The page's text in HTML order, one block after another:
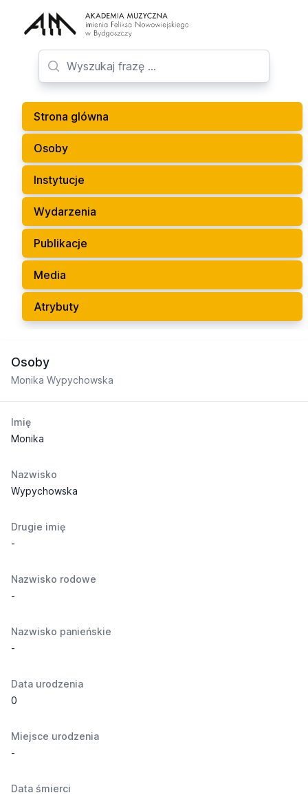
Strona glówna
Osoby
Instytucje
Wydarzenia
Publikacje
Media
Atrybuty
Osoby
Monika Wypychowska
Imię
Monika
Nazwisko
Wypychowska
Drugie imię
-
Nazwisko rodowe
-
Nazwisko panieńskie
-
Data urodzenia
0
Miejsce urodzenia
-
Data śmierci